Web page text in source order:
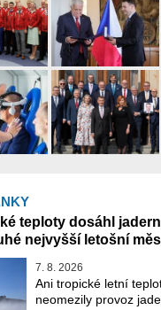
teploty dosáhl
nejvyšší letošní
7. 8. 2026
Ani tropické letní
neomezily provoz